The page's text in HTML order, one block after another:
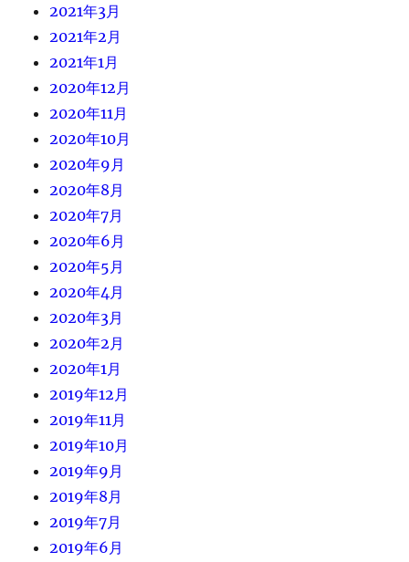
2021年3月
2021年2月
2021年1月
2020年12月
2020年11月
2020年10月
2020年9月
2020年8月
2020年7月
2020年6月
2020年5月
2020年4月
2020年3月
2020年2月
2020年1月
2019年12月
2019年11月
2019年10月
2019年9月
2019年8月
2019年7月
2019年6月